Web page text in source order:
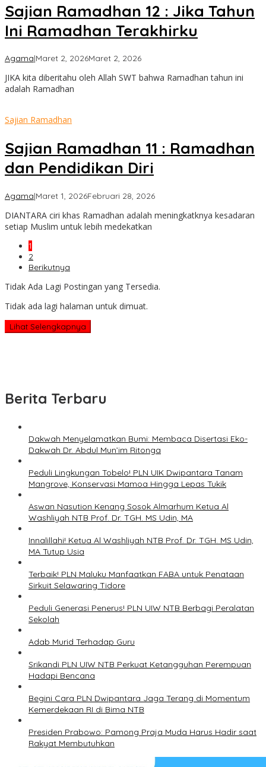
Sajian Ramadhan 12 : Jika Tahun
Ini Ramadhan Terakhirku
Agama|Maret 2, 2026Maret 2, 2026oleh
JIKA kita diberitahu oleh Allah SWT bahwa Ramadhan tahun ini
adalah Ramadhan
Sajian Ramadhan
Sajian Ramadhan 11 : Ramadhan
dan Pendidikan Diri
Agama|Maret 1, 2026Februari 28, 2026oleh
DIANTARA ciri khas Ramadhan adalah meningkatknya kesadaran
setiap Muslim untuk lebih medekatkan
1
2
Berikutnya
Tidak Ada Lagi Postingan yang Tersedia.
Tidak ada lagi halaman untuk dimuat.
Lihat Selengkapnya
Berita Terbaru
Dakwah Menyelamatkan Bumi: Membaca Disertasi Eko-
Dakwah Dr. Abdul Mun’im Ritonga
Peduli Lingkungan Tobelo! PLN UIK Dwipantara Tanam
Mangrove, Konservasi Mamoa Hingga Lepas Tukik
Aswan Nasution Kenang Sosok Almarhum Ketua Al
Washliyah NTB Prof. Dr. TGH. MS Udin, MA
Innalillahi! Ketua Al Washliyah NTB Prof. Dr. TGH. MS Udin,
MA Tutup Usia
Terbaik! PLN Maluku Manfaatkan FABA untuk Penataan
Sirkuit Selawaring Tidore
Peduli Generasi Penerus! PLN UIW NTB Berbagi Peralatan
Sekolah
Adab Murid Terhadap Guru
Srikandi PLN UIW NTB Perkuat Ketangguhan Perempuan
Hadapi Bencana
Begini Cara PLN Dwipantara Jaga Terang di Momentum
Kemerdekaan RI di Bima NTB
Presiden Prabowo: Pamong Praja Muda Harus Hadir saat
Rakyat Membutuhkan